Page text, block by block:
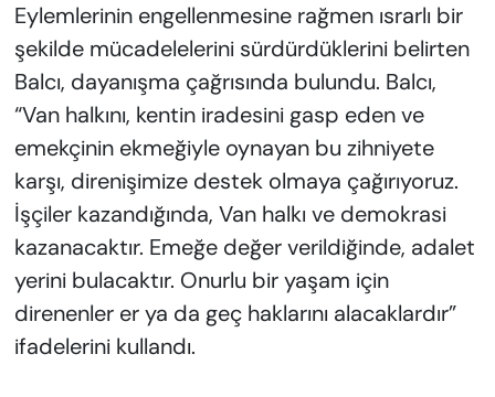
Eylemlerinin engellenmesine rağmen ısrarlı bir
şekilde mücadelelerini sürdürdüklerini belirten
Balcı, dayanışma çağrısında bulundu. Balcı,
“Van halkını, kentin iradesini gasp eden ve
emekçinin ekmeğiyle oynayan bu zihniyete
karşı, direnişimize destek olmaya çağırıyoruz.
İşçiler kazandığında, Van halkı ve demokrasi
kazanacaktır. Emeğe değer verildiğinde, adalet
yerini bulacaktır. Onurlu bir yaşam için
direnenler er ya da geç haklarını alacaklardır”
ifadelerini kullandı.